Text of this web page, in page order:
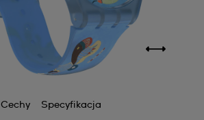
Cechy Specyfikacja